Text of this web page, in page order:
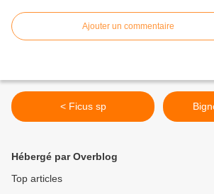
Ajouter un commentaire
< Ficus sp
Hébergé par Overblog
Top articles